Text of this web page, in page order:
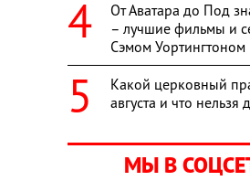
От Аватара до Под
– лучшие фильмы и
Сэмом Уортингтоном
Какой церковный
августа и что нельзя
МЫ В